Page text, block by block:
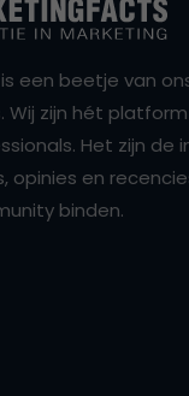
een beetje van
Wij zijn hét
Het zijn de
opinies en
binden.